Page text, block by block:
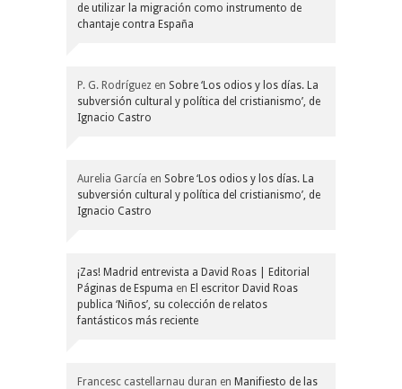
de utilizar la migración como instrumento de
chantaje contra España
P. G. Rodríguez en Sobre ‘Los odios y los días. La
subversión cultural y política del cristianismo’, de
Ignacio Castro
Aurelia García en Sobre ‘Los odios y los días. La
subversión cultural y política del cristianismo’, de
Ignacio Castro
¡Zas! Madrid entrevista a David Roas | Editorial
Páginas de Espuma en El escritor David Roas
publica ‘Niños’, su colección de relatos
fantásticos más reciente
Francesc castellarnau duran en Manifiesto de las